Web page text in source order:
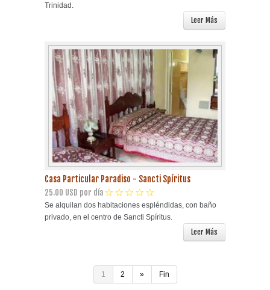
Trinidad.
Leer Más
Casa Particular Paradiso - Sancti Spíritus
25.00 USD por día
Se alquilan dos habitaciones espléndidas, con baño
privado, en el centro de Sancti Spíritus.
Leer Más
1 2 » Fin